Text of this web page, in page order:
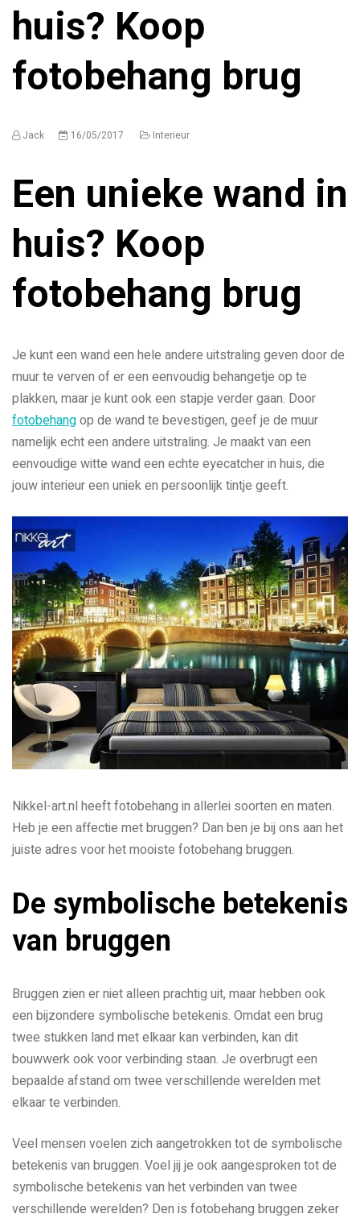
huis? Koop
fotobehang brug
Jack 16/05/2017 Interieur
Een unieke wand in
huis? Koop
fotobehang brug
Je kunt een wand een hele andere uitstraling geven door de
muur te verven of er een eenvoudig behangetje op te
plakken, maar je kunt ook een stapje verder gaan. Door
fotobehangop de wand te bevestigen, geef je de muur
namelijk echt een andere uitstraling. Je maakt van een
eenvoudige witte wand een echte eyecatcher in huis, die
jouw interieur een uniek en persoonlijk tintje geeft.
Nikkel-art.nl heeft fotobehang in allerlei soorten en maten.
Heb je een affectie met bruggen? Dan ben je bij ons aan het
juiste adres voor het mooiste fotobehang bruggen.
De symbolische betekenis
van bruggen
Bruggen zien er niet alleen prachtig uit, maar hebben ook
een bijzondere symbolische betekenis. Omdat een brug
twee stukken land met elkaar kan verbinden, kan dit
bouwwerk ook voor verbinding staan. Je overbrugt een
bepaalde afstand om twee verschillende werelden met
elkaar te verbinden.
Veel mensen voelen zich aangetrokken tot de symbolische
betekenis van bruggen. Voel jij je ook aangesproken tot de
symbolische betekenis van het verbinden van twee
verschillende werelden? Den is fotobehang bruggen zeker